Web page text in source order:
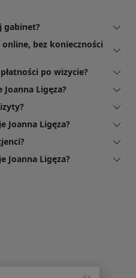
gabinet?
bez konieczności
po wizycie?
Ligęza?
Joanna Ligęza?
Joanna Ligęza?